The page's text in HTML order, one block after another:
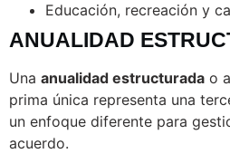
Educación, recreación y
ANUALIDAD
Una anualidad estructurada o
prima única representa una
un enfoque diferente para
acuerdo.